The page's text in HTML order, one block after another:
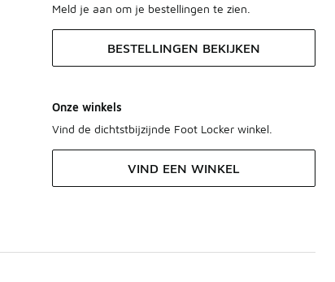
Meld je aan om je bestellingen te zien.
BESTELLINGEN BEKIJKEN
Onze winkels
Vind de dichtstbijzijnde Foot Locker winkel.
VIND EEN WINKEL